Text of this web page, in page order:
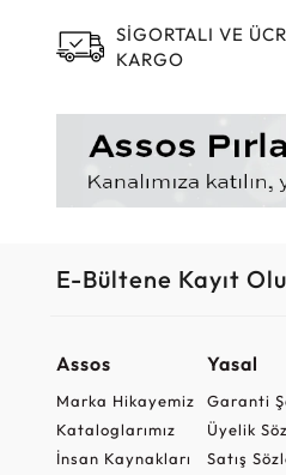
SİGORTALI VE
KARGO
E-Bültene Kayıt
Assos
Marka Hikayemiz
Kataloglarımız
İnsan Kaynakları
Yasal
Garanti
Üyelik
Satış